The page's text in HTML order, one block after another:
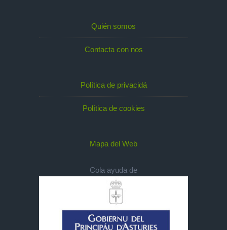
Quién somos
Contacta con nos
Política de privacidá
Política de cookies
Mapa del Web
Cola ayuda de